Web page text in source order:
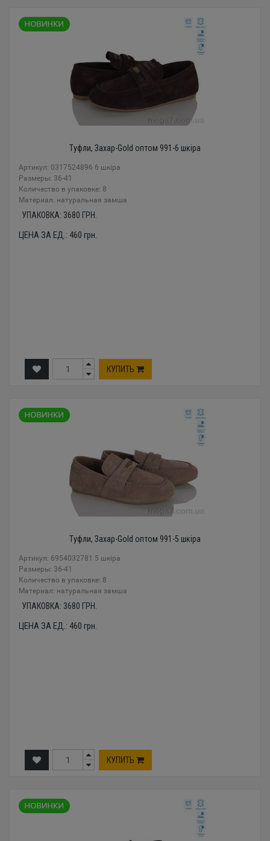
Туфли, Захар-Gold оптом 991-6 шкіра
Артикул: 0317524896 6 шкіра
Размеры: 36-41
Количество в упаковке: 8
Материал: натуральная замша
УПАКОВКА: 3680 ГРН.
ЦЕНА ЗА ЕД.: 460 грн.
КУПИТЬ
Туфли, Захар-Gold оптом 991-5 шкіра
Артикул: 6954032781 5 шкіра
Размеры: 36-41
Количество в упаковке: 8
Материал: натуральная замша
УПАКОВКА: 3680 ГРН.
ЦЕНА ЗА ЕД.: 460 грн.
КУПИТЬ